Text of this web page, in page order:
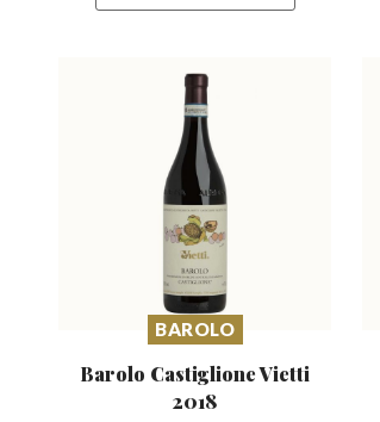
BAROLO
Barolo CastiglioneVietti
2018